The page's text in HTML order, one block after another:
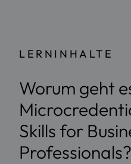
LERNINHALTE
Worum geht
Skills for
Professionals?